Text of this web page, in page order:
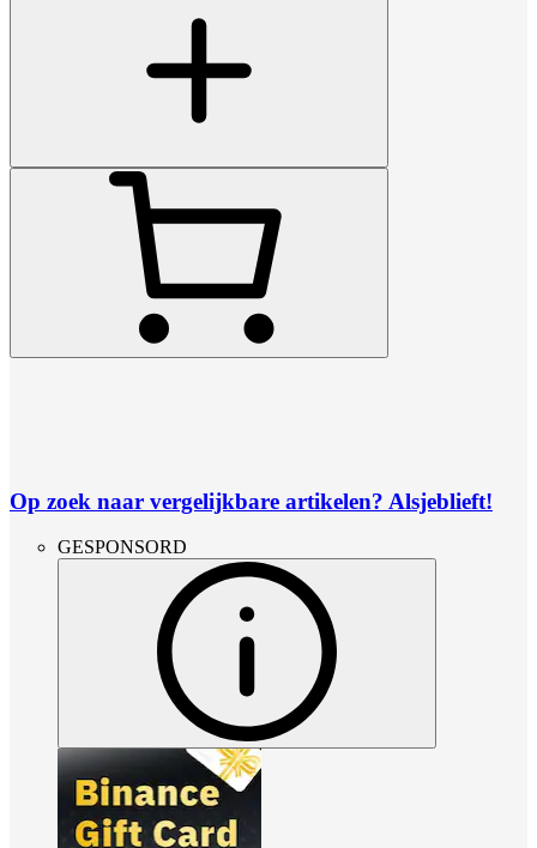
Op zoek naar vergelijkbare artikelen? Alsjeblieft!
GESPONSORD